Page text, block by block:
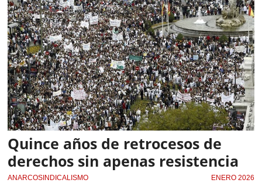
Quince años de retrocesos de
derechos sin apenas resistencia
ANARCOSINDICALISMO ENERO 2026